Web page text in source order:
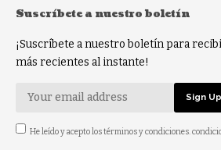
Suscríbete a nuestro boletín
¡Suscríbete a nuestro boletín para
más recientes al instante!
He leído y acepto los términos y condiciones.